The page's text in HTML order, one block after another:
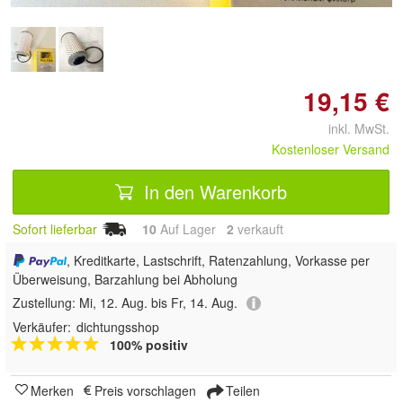
19,15 €
inkl. MwSt.
Kostenloser Versand
In den Warenkorb
Sofort lieferbar 10 Auf Lager 2 verkauft
, Kreditkarte, Lastschrift, Ratenzahlung, Vorkasse per
Überweisung, Barzahlung bei Abholung
Zustellung: Mi, 12. Aug. bis Fr, 14. Aug.
Verkäufer: dichtungsshop
100% positiv
Merken Preis vorschlagen Teilen